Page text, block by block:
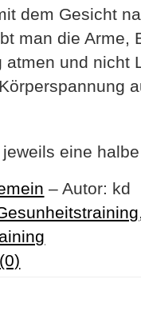
dem Gesicht
man die Arme,
atmen und nicht
eine
– Autor: kd